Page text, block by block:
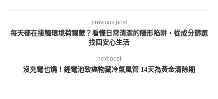
previous post
每天都在接觸環境荷爾蒙？看懂日常清潔的隱形陷阱，從成分篩選
找回安心生活
next post
沒充電也燒！鋰電池致癌物藏冷氣風管 14天為黃金清除期